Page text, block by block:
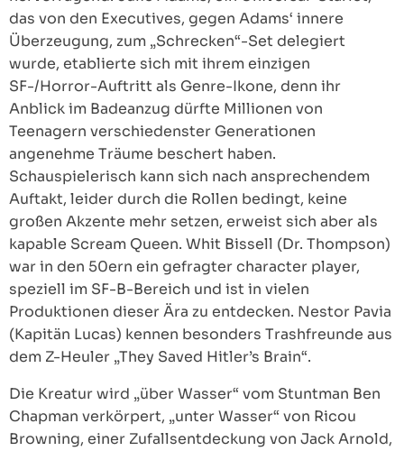
das von den Executives, gegen Adams‘ innere
Überzeugung, zum „Schrecken“-Set delegiert
wurde, etablierte sich mit ihrem einzigen
SF-/Horror-Auftritt als Genre-Ikone, denn ihr
Anblick im Badeanzug dürfte Millionen von
Teenagern verschiedenster Generationen
angenehme Träume beschert haben.
Schauspielerisch kann sich nach ansprechendem
Auftakt, leider durch die Rollen bedingt, keine
großen Akzente mehr setzen, erweist sich aber als
kapable Scream Queen. Whit Bissell (Dr. Thompson)
war in den 50ern ein gefragter character player,
speziell im SF-B-Bereich und ist in vielen
Produktionen dieser Ära zu entdecken. Nestor Pavia
(Kapitän Lucas) kennen besonders Trashfreunde aus
dem Z-Heuler „They Saved Hitler’s Brain“.
Die Kreatur wird „über Wasser“ vom Stuntman Ben
Chapman verkörpert, „unter Wasser“ von Ricou
Browning, einer Zufallsentdeckung von Jack Arnold,